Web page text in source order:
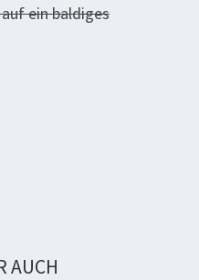
ein baldiges
AUCH